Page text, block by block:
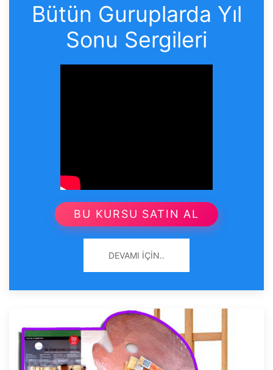
Bütün Guruplarda Yıl
Sonu Sergileri
BU KURSU SATIN AL
DEVAMI İÇIN..